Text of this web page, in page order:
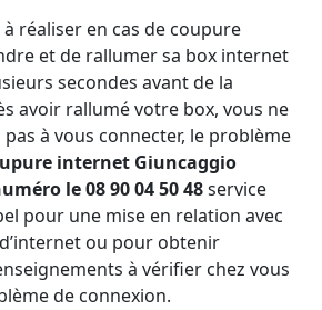
réaliser en cas de coupure
et de rallumer sa box internet
secondes avant de la
avoir rallumé votre box, vous ne
à vous connecter, le problème
internet Giuncaggio
le 08 90 04 50 48service
pour une mise en relation avec
ou pour obtenir
à vérifier chez vous
de connexion.